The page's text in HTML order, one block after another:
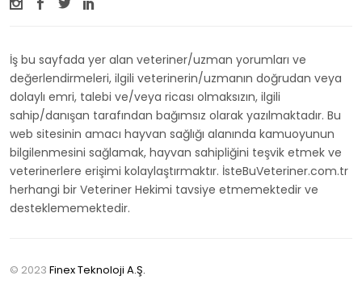
İş bu sayfada yer alan veteriner/uzman yorumları ve
değerlendirmeleri, ilgili veterinerin/uzmanın doğrudan veya
dolaylı emri, talebi ve/veya ricası olmaksızın, ilgili
sahip/danışan tarafından bağımsız olarak yazılmaktadır. Bu
web sitesinin amacı hayvan sağlığı alanında kamuoyunun
bilgilenmesini sağlamak, hayvan sahipliğini teşvik etmek ve
veterinerlere erişimi kolaylaştırmaktır. İsteBuVeteriner.com.tr
herhangi bir Veteriner Hekimi tavsiye etmemektedir ve
desteklememektedir.
© 2023 Finex Teknoloji A.Ş.